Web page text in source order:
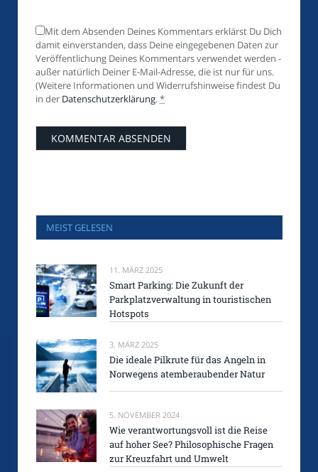
Mit dem Absenden Deines Kommentars erklärst Du Dich
damit einverstanden, dass Deine eingegebenen Daten zur
Veröffentlichung Deines Kommentars verwendet werden -
außer natürlich Deiner E-Mail-Adresse, die ist nur für uns.
(Weitere Informationen und Widerrufshinweise findest Du
in der Datenschutzerklärung.*
MEIST GELESEN
11. MÄRZ 2025
Smart Parking: Die Zukunft der
Parkplatzverwaltung in touristischen
Hotspots
3. MÄRZ 2025
Die ideale Pilkrute für das Angeln in
Norwegens atemberaubender Natur
5. NOVEMBER 2024
Wie verantwortungsvoll ist die Reise
auf hoher See? Philosophische Fragen
zur Kreuzfahrt und Umwelt